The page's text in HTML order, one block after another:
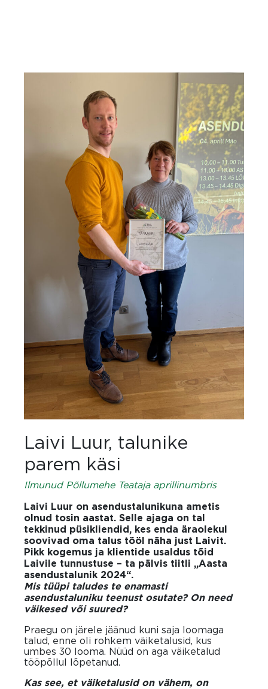
Laivi Luur, talunike
parem käsi
Ilmunud Põllumehe Teataja aprillinumbris
Laivi Luur on asendus­talunikuna ametis
olnud tosin aastat. Selle ajaga on tal
tekkinud püsikliendid, kes enda äraolekul
soovivad oma talus tööl näha just Laivit.
Pikk kogemus ja klientide usaldus tõid
Laivile tunnustuse – ta pälvis tiitli „Aasta
asendustalunik 2024“.
Mis tüüpi taludes te enamasti
asendustaluniku teenust osutate? On need
väikesed või suured?
Praegu on järele jäänud kuni saja loomaga
talud, enne oli rohkem väiketalusid, kus
umbes 30 looma. Nüüd on aga väiketalud
tööpõllul lõpetanud.
Kas see, et väiketalusid on vähem, on